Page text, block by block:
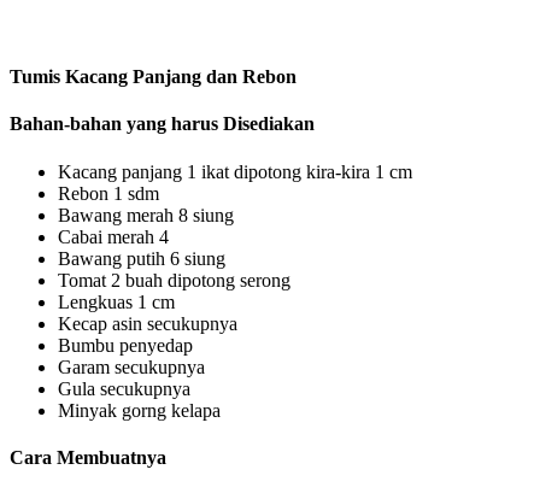
Tumis Kacang Panjang dan Rebon
Bahan-bahan yang harus Disediakan
Kacang panjang 1 ikat dipotong kira-kira 1 cm
Rebon 1 sdm
Bawang merah 8 siung
Cabai merah 4
Bawang putih 6 siung
Tomat 2 buah dipotong serong
Lengkuas 1 cm
Kecap asin secukupnya
Bumbu penyedap
Garam secukupnya
Gula secukupnya
Minyak gorng kelapa
Cara Membuatnya